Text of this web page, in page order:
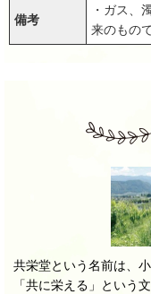
備考
・ガス、
来のもので
共栄堂という名前は、
「共に栄える」という